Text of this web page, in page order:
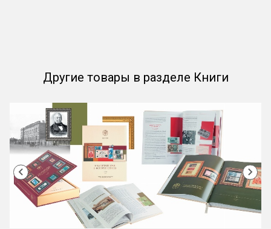
Другие товары в разделе Книги